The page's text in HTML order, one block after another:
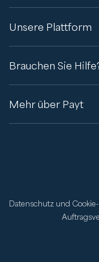
Unsere Plattform
Brauchen Sie
Mehr über Payt
Datenschutz und